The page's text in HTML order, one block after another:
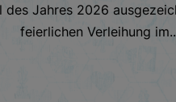
Jahres 2026
feierlichen Verleihung